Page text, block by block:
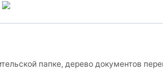
папке, дерево документов